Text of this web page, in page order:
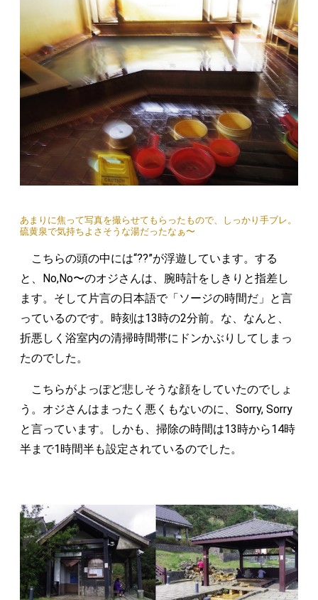
あまりに焦って写真を撮らせてもらったもので、しっかり手ブレ。
硫黄泉で気持ちよさそうな湯だったなぁ〜
こちらの頭の中には“??”が浮遊しています。する
と、No,No〜のオジさんは、腕時計をしきりと指差し
ます。そして片言の日本語で「ソージの時間だ」と言
っているのです。時刻は13時の2分前。な、なんと、
折悪しく浴室内の清掃時間帯にドンかぶりしてしまっ
たのでした。
こちらがよっぽど悲しそうな顔をしていたのでしょ
う。オジさんはまったく悪くもないのに、Sorry, Sorry
と言っています。しかも、掃除の時間は13時から14時
半まで1時間半も設定されているのでした。